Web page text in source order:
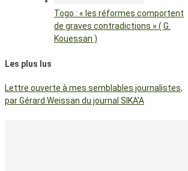
Togo : « les réformes comportent
de graves contradictions » ( G.
Kouessan )
Les plus lus
Lettre ouverte à mes semblables journalistes,
par Gérard Weissan du journal SIKA’A